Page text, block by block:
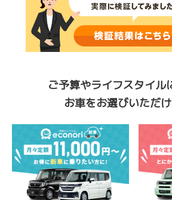
ご予算やライフスタイル
お車をお選びいただけ